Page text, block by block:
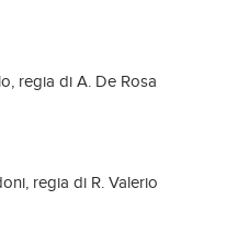
regia di A. De Rosa
regia di R. Valerio